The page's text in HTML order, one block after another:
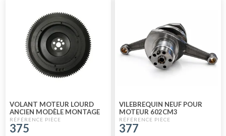
VOLANT MOTEUR LOURD
ANCIEN MODÈLE MONTAGE
JUSQU'À 04/1982 (3CV) NEUF
375
VILEBREQUIN NEUF POUR
MOTEUR 602CM3
377